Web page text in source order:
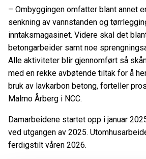
– Ombyggingen omfatter blant annet
senkning av vannstanden og
inntaksmagasinet. Videre skal det
betongarbeider samt noe
Alle aktiviteter blir gjennomført så
med en rekke avbøtende tiltak for å
bruk av lavkarbon betong, forteller
Malmo Årberg i NCC.
Damarbeidene startet opp i januar
ved utgangen av 2025.
ferdigstilt våren 2026.